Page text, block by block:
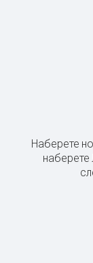
Наберете
наберете